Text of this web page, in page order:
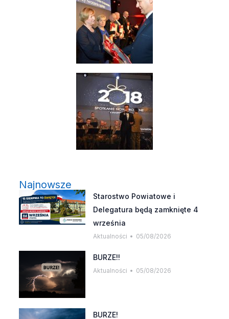
Najnowsze
Starostwo Powiatowe i
Delegatura będą zamknięte 4
września
Aktualności 05/08/2026
BURZE!!
Aktualności 05/08/2026
BURZE!